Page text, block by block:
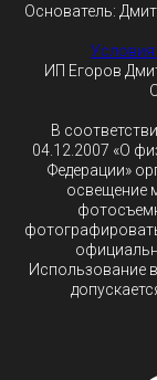
Основатель:
Условия
ИП Егоров
В
04.12.2007 «О
Федерации»
освещение
Использование